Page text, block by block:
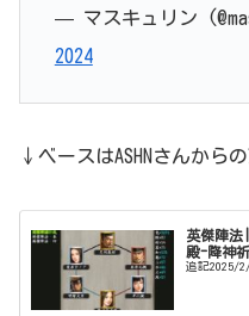
— マスキュリン
2024
↓ベースはASHNさんから
英傑陣
殿-降神
追記2025/